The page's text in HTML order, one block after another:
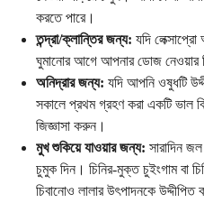
করতে পারে।
তন্দ্রা/ক্লান্তির জন্য: যদি
ঘুমানোর আগে আপনার ডোজ নেওয়ার
অনিদ্রার জন্য: যদি আপনি ওষুধটি
সকালে প্রথম গ্রহণ করা একটি ভাল
জিজ্ঞাসা করুন।
মুখ শুকিয়ে যাওয়ার জন্য: সারাদিন
চুমুক দিন। চিনির-মুক্ত চুইংগাম বা
চিবানোও লালার উৎপাদনকে উদ্দীপিত